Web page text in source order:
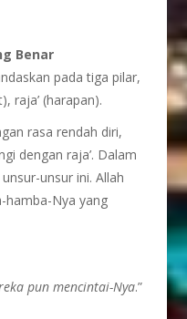
Benar
pada tiga pilar,
raja’ (harapan).
rasa rendah diri,
dengan raja’. Dalam
unsur ini. Allah
Nya yang
pun mencintai-Nya.”